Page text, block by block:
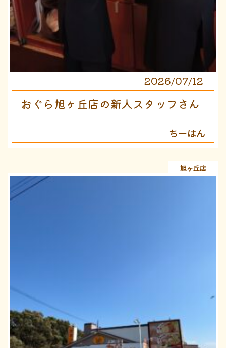
2026/07/12
おぐら旭ヶ丘店の新人スタッフさん
ちーはん
旭ヶ丘店